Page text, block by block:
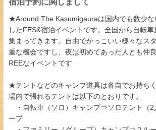
★Around The Kasumigauraは国内でも数少な
したFES&宿泊イベントです。全国から自転
集まってきます。自由でかっこいい様々なス
重な機会ですし、夜は初めてあった人とも仲
REEなイベントです
★テントなどのキャンプ道具は各自でお持ち
場内で張れるテントは以下のとおりです。
・自転車（ソロ）キャンプ⇒ソロテント（2
ープ